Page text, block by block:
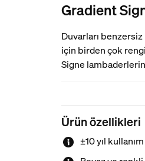
Gradient
Duvarları benzersiz
için birden çok
Signe lambaderlerin
evinizin dekorunu
Ürün özellikleri
±10 yıl